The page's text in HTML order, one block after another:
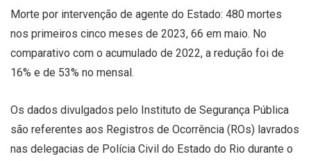
Morte por intervenção de agente do Estado: 480 mortes
nos primeiros cinco meses de 2023, 66 em maio. No
comparativo com o acumulado de 2022, a redução foi de
16% e de 53% no mensal.
Os dados divulgados pelo Instituto de Segurança Pública
são referentes aos Registros de Ocorrência (ROs) lavrados
nas delegacias de Polícia Civil do Estado do Rio durante o